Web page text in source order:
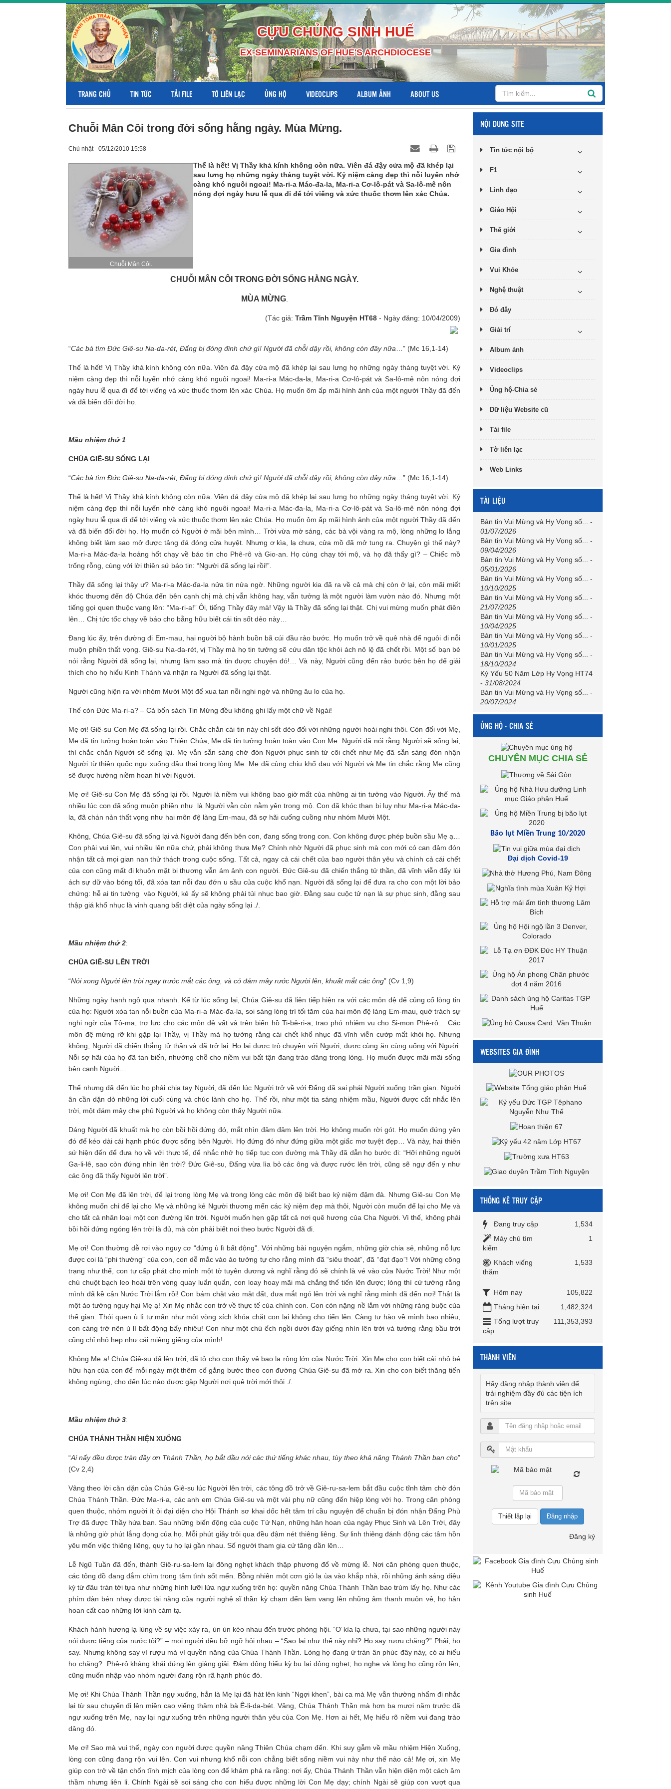
CỰU CHỦNG SINH HUẾ
EX-SEMINARIANS OF HUE'S ARCHDIOCESE
TRANG CHỦ TIN TỨC TẢI FILE TỜ LIÊN LẠC ỦNG HỘ VIDEOCLIPS ALBUM ẢNH ABOUT US
Chuỗi Mân Côi trong đời sống hằng ngày. Mùa Mừng.
Chủ nhật - 05/12/2010 15:58
Chuỗi Mân Côi.
Thế là hết! Vị Thầy khả kính không còn nữa. Viên đá đậy cửa mộ đã khép lại
sau lưng họ những ngày tháng tuyệt vời. Kỷ niệm càng đẹp thì nỗi luyến nhớ
càng khó nguôi ngoai! Ma-ri-a Mác-đa-la, Ma-ri-a Cơ-lô-pát và Sa-lô-mê nôn
nóng đợi ngày hưu lễ qua đi để tới viếng và xức thuốc thơm lên xác Chúa.
CHUỖI MÂN CÔI TRONG ĐỜI SỐNG HẰNG NGÀY.
MÙA MỪNG.
(Tác giả: Trầm Tĩnh Nguyện HT68 - Ngày đăng: 10/04/2009)
“Các bà tìm Đức Giê-su Na-da-rét, Đấng bị đóng đinh chứ gì! Người đã chỗi dậy rồi, không còn đây nữa …” (Mc 16,1-14)
Thế là hết! Vị Thầy khả kính không còn nữa. Viên đá đậy cửa mộ đã khép lại sau lưng họ những ngày tháng tuyệt vời. Kỷ
niệm càng đẹp thì nỗi luyến nhớ càng khó nguôi ngoai! Ma-ri-a Mác-đa-la, Ma-ri-a Cơ-lô-pát và Sa-lô-mê nôn nóng đợi
ngày hưu lễ qua đi để tới viếng và xức thuốc thơm lên xác Chúa. Họ muốn ôm ấp mãi hình ảnh của một người Thầy đã đến
và đã biến đổi đời họ.
Mầu nhiệm thứ 1:
CHÚA GIÊ-SU SỐNG LẠI
“Các bà tìm Đức Giê-su Na-da-rét, Đấng bị đóng đinh chứ gì! Người đã chỗi dậy rồi, không còn đây nữa …” (Mc 16,1-14)
Thế là hết! Vị Thầy khả kính không còn nữa. Viên đá đậy cửa mộ đã khép lại sau lưng họ những ngày tháng tuyệt vời. Kỷ
niệm càng đẹp thì nỗi luyến nhớ càng khó nguôi ngoai! Ma-ri-a Mác-đa-la, Ma-ri-a Cơ-lô-pát và Sa-lô-mê nôn nóng đợi
ngày hưu lễ qua đi để tới viếng và xức thuốc thơm lên xác Chúa. Họ muốn ôm ấp mãi hình ảnh của một người Thầy đã đến
và đã biến đổi đời họ. Họ muốn có Người ở mãi bên mình… Trời vừa mờ sáng, các bà vội vàng ra mộ, lòng những lo lắng
không biết làm sao mở được tảng đá đóng cửa huyệt. Nhưng ơ kìa, lạ chưa, cửa mồ đã mở tung ra. Chuyện gì thế này?
Ma-ri-a Mác-đa-la hoảng hốt chạy về báo tin cho Phê-rô và Gio-an. Họ cùng chạy tới mộ, và họ đã thấy gì? – Chiếc mồ
trống rỗng, cùng với lời thiên sứ báo tin: “Người đã sống lại rồi!”.
Thầy đã sống lại thậy ư? Ma-ri-a Mác-đa-la nửa tin nửa ngờ. Những người kia đã ra về cả mà chị còn ở lại, còn mãi miết
khóc thương đến độ Chúa đến bên cạnh chị mà chị vẫn không hay, vẫn tưởng là một người làm vườn nào đó. Nhưng một
tiếng gọi quen thuộc vang lên: “Ma-ri-a!” Ôi, tiếng Thầy đây mà! Vậy là Thầy đã sống lại thật. Chị vui mừng muốn phát điên
lên… Chị tức tốc chạy về báo cho bằng hữu biết cái tin sốt dẻo này…
Đang lúc ấy, trên đường đi Em-mau, hai người bộ hành buồn bã cúi đầu rảo bước. Họ muốn trở về quê nhà để nguôi đi nỗi
muộn phiền thất vọng. Giê-su Na-da-rét, vị Thầy mà họ tin tưởng sẽ cứu dân tộc khỏi ách nô lệ đã chết rồi. Một số bạn bè
nói rằng Người đã sống lại, nhưng làm sao mà tin được chuyện đó!… Và này, Người cũng đến rảo bước bên họ để giải
thích cho họ hiểu Kinh Thánh và nhận ra Người đã sống lại thật.
Người cũng hiện ra với nhóm Mười Một để xua tan nỗi nghi ngờ và những âu lo của họ.
Thế còn Đức Ma-ri-a? – Cả bốn sách Tin Mừng đều không ghi lấy một chữ về Ngài!
Mẹ ơi! Giê-su Con Mẹ đã sống lại rồi. Chắc chắn cái tin này chỉ sốt dẻo đối với những người hoài nghi thôi. Còn đối với Mẹ,
Mẹ đã tin tưởng hoàn toàn vào Thiên Chúa, Mẹ đã tin tưởng hoàn toàn vào Con Mẹ. Người đã nói rằng Người sẽ sống lại,
thì chắc chắn Người sẽ sống lại. Mẹ vẫn sẵn sàng chờ đón Người phục sinh từ cõi chết như Mẹ đã sẵn sàng đón nhận
Người từ thiên quốc ngự xuống đầu thai trong lòng Mẹ. Mẹ đã cùng chịu khổ đau với Người và Mẹ tin chắc rằng Mẹ cũng
sẽ được hưởng niềm hoan hỉ với Người.
Mẹ ơi! Giê-su Con Mẹ đã sống lại rồi. Người là niềm vui không bao giờ mất của những ai tin tưởng vào Người. Ấy thế mà
nhiều lúc con đã sống muộn phiền như là Người vẫn còn nằm yên trong mộ. Con đã khóc than bi lụy như Ma-ri-a Mác-đa-
la, đã chán nản thất vọng như hai môn đệ làng Em-mau, đã sợ hãi cuống cuồng như nhóm Mười Một.
Không, Chúa Giê-su đã sống lại và Người đang đến bên con, đang sống trong con. Con không được phép buồn sầu Mẹ ạ…
Con phải vui lên, vui nhiều lên nữa chứ, phải không thưa Mẹ? Chính nhờ Người đã phục sinh mà con mới có can đảm đón
nhận tất cả mọi gian nan thử thách trong cuộc sống. Tất cả, ngay cả cái chết của bao người thân yêu và chính cả cái chết
của con cũng mất đi khuôn mặt bi thương vẫn ám ảnh con người. Đức Giê-su đã chiến thắng tử thần, đã vĩnh viễn đẩy lùi
ách sự dữ vào bóng tối, đã xóa tan nỗi đau đớn u sầu của cuộc khổ nạn. Người đã sống lại để đưa ra cho con một lời bảo
chứng: hễ ai tin tưởng vào Người, kẻ ấy sẽ không phải tủi nhục bao giờ. Đằng sau cuộc tử nạn là sự phục sinh, đằng sau
thập giá khổ nhục là vinh quang bất diệt của ngày sống lại ./.
Mầu nhiệm thứ 2:
CHÚA GIÊ-SU LÊN TRỜI
“Nói xong Người lên trời ngay trước mắt các ông, và có đám mây rước Người lên, khuất mắt các ông” (Cv 1,9)
Những ngày hạnh ngộ qua nhanh. Kể từ lúc sống lại, Chúa Giê-su đã liên tiếp hiện ra với các môn đệ để củng cố lòng tin
của họ: Người xóa tan nỗi buồn của Ma-ri-a Mác-đa-la, soi sáng lòng trí tối tăm của hai môn đệ làng Em-mau, quở trách sự
nghi ngờ của Tô-ma, trợ lực cho các môn đệ vất vả trên biển hồ Ti-bê-ri-a, trao phó nhiệm vụ cho Si-mon Phê-rô… Các
môn đệ mừng rỡ khi gặp lại Thầy, vị Thầy mà họ tưởng rằng cái chết khổ nhục đã vĩnh viễn cướp mất khỏi họ. Nhưng
không, Người đã chiến thắng tử thần và đã trở lại. Họ lại được trò chuyện với Người, được cùng ăn cùng uống với Người.
Nỗi sợ hãi của họ đã tan biến, nhường chỗ cho niềm vui bất tận đang trào dâng trong lòng. Họ muốn được mãi mãi sống
bên cạnh Người…
Thế nhưng đã đến lúc họ phải chia tay Người, đã đến lúc Người trở về với Đấng đã sai phái Người xuống trần gian. Người
ân cần dặn dò những lời cuối cùng và chúc lành cho họ. Thế rồi, như một tia sáng nhiệm mầu, Người được cất nhắc lên
trời, một đám mây che phủ Người và họ không còn thấy Người nữa.
Dáng Người đã khuất mà họ còn bồi hồi đứng đó, mắt nhìn đăm đăm lên trời. Họ không muốn rời gót. Họ muốn đứng yên
đó để kéo dài cái hạnh phúc được sống bên Người. Họ đứng đó như đứng giữa một giấc mơ tuyệt đẹp… Và này, hai thiên
sứ hiện đến để đưa họ về với thực tế, để nhắc nhở họ tiếp tục con đường mà Thầy đã dẫn họ bước đi: “Hỡi những người
Ga-li-lê, sao còn đứng nhìn lên trời? Đức Giê-su, Đấng vừa lìa bỏ các ông và được rước lên trời, cũng sẽ ngự đến y như
các ông đã thấy Người lên trời”.
Mẹ ơi! Con Mẹ đã lên trời, để lại trong lòng Mẹ và trong lòng các môn đệ biết bao kỷ niệm đậm đà. Nhưng Giê-su Con Mẹ
không muốn chỉ để lại cho Mẹ và những kẻ Người thương mến các kỷ niệm đẹp mà thôi, Người còn muốn để lại cho Mẹ và
cho tất cả nhân loại một con đường lên trời. Người muốn hẹn gặp tất cả nơi quê hương của Cha Người. Vì thế, không phải
bồi hồi đứng ngóng lên trời là đủ, mà còn phải biết noi theo bước Người đã đi.
Mẹ ơi! Con thường dễ rơi vào nguy cơ “đứng ù lì bất động”. Với những bài nguyện ngắm, những giờ chia sẻ, những nỗ lực
được coi là “phi thường” của con, con dễ mắc vào ảo tưởng tự cho rằng mình đã “siêu thoát”, đã “đạt đạo”! Với những công
trạng như thế, con tự cấp phát cho mình một tờ tuyên dương và nghĩ rằng đó sẽ chính là vé vào cửa Nước Trời! Như một
chú chuột bạch leo hoài trên vòng quay luẩn quẩn, con loay hoay mãi mà chẳng thể tiến lên được; lòng thì cứ tưởng rằng
mình đã kề cận Nước Trời lắm rồi! Con bám chặt vào mặt đất, đưa mắt ngó lên trời và nghĩ rằng mình đã đến nơi! Thật là
một ảo tưởng nguy hại Mẹ ạ! Xin Mẹ nhắc con trở về thực tế của chính con. Con còn nặng nề lắm với những ràng buộc của
thế gian. Thói quen ù lì tự mãn như một vòng xích khóa chặt con lại không cho tiến lên. Càng tự hào về mình bao nhiêu,
con càng trở nên ù lì bất động bấy nhiêu! Con như một chú ếch ngồi dưới đáy giếng nhìn lên trời và tưởng rằng bầu trời
cũng chỉ nhỏ hẹp như cái miệng giếng của mình!
Không Mẹ ạ! Chúa Giê-su đã lên trời, đã tỏ cho con thấy vẻ bao la rộng lớn của Nước Trời. Xin Mẹ cho con biết cái nhỏ bé
hữu hạn của con để mỗi ngày một thêm cố gắng bước theo con đường Chúa Giê-su đã mở ra. Xin cho con biết thăng tiến
không ngừng, cho đến lúc nào được gặp Người nơi quê trời mới thôi ./.
Mầu nhiệm thứ 3:
CHÚA THÁNH THẦN HIỆN XUỐNG
“Ai nấy đều được tràn đầy ơn Thánh Thần, họ bắt đầu nói các thứ tiếng khác nhau, tùy theo khả năng Thánh Thần ban cho”
(Cv 2,4)
Vâng theo lời căn dặn của Chúa Giê-su lúc Người lên trời, các tông đồ trở về Giê-ru-sa-lem bắt đầu cuộc tĩnh tâm chờ đón
Chúa Thánh Thần. Đức Ma-ri-a, các anh em Chúa Giê-su và một vài phụ nữ cũng đến hiệp lòng với họ. Trong căn phòng
quen thuộc, nhóm người ít ỏi đại diện cho Hội Thánh sơ khai dốc hết tâm trí cầu nguyện để chuẩn bị đón nhận Đấng Phù
Trợ đã được Thầy hứa ban. Sau những biến động của cuộc Tử Nạn, những hân hoan của ngày Phục Sinh và Lên Trời, đây
là những giờ phút lắng đọng của họ. Mỗi phút giây trôi qua đều đậm nét thiêng liêng. Sự linh thiêng đánh động các tâm hồn
yêu mến việc thiêng liêng, quy tụ họ lại gần nhau. Số người tham gia cứ tăng dần lên…
Lễ Ngũ Tuần đã đến, thành Giê-ru-sa-lem lại đông nghẹt khách thập phương đổ về mừng lễ. Nơi căn phòng quen thuộc,
các tông đồ đang đắm chìm trong tâm tình sốt mến. Bỗng nhiên một cơn gió lạ ùa vào khắp nhà, rồi những ánh sáng diệu
kỳ từ đâu tràn tới tựa như những hình lưỡi lửa ngự xuống trên họ: quyền năng Chúa Thánh Thần bao trùm lấy họ. Như các
phím đàn bén nhạy được tài năng của người nghệ sĩ thần kỳ chạm đến làm vang lên những âm thanh muôn vẻ, họ hân
hoan cất cao những lời kinh cảm tạ.
Khách hành hương lạ lùng về sự việc xảy ra, ùn ùn kéo nhau đến trước phòng hội. “Ơ kìa lạ chưa, tại sao những người này
nói được tiếng của nước tôi?” – mọi người đều bỡ ngỡ hỏi nhau – “Sao lại như thế này nhỉ? Họ say rượu chăng?” Phải, họ
say. Nhưng không say vì rượu mà vì quyền năng của Chúa Thánh Thần. Lòng họ đang ứ tràn ân phúc đây này, có ai hiểu
họ chăng? Phê-rô khảng khái đứng lên giảng giải. Đám đông hiếu kỳ bu lại đông nghẹt; họ nghe và lòng họ cũng rộn lên,
cũng muốn nhập vào nhóm người đang rộn rã hạnh phúc đó.
Mẹ ơi! Khi Chúa Thánh Thần ngự xuống, hẳn là Mẹ lại đã hát lên kinh “Ngợi khen”, bài ca mà Mẹ vẫn thường nhẩm đi nhắc
lại từ sau chuyến đi lên miền cao viếng thăm nhà bà Ê-li-da-bét. Vâng, Chúa Thánh Thần mà hơn ba mươi năm trước đã
ngự xuống trên Mẹ, nay lại ngự xuống trên những người thân yêu của Con Mẹ. Hơn ai hết, Mẹ hiểu rõ niềm vui đang trào
dâng đó.
Mẹ ơi! Sao mà vui thế, ngày con người được quyền năng Thiên Chúa chạm đến. Khi suy gẫm về mầu nhiệm Hiện Xuống,
lòng con cũng đang rộn vui lên. Con vui nhưng khổ nỗi con chẳng biết sống niềm vui này như thế nào cả! Mẹ ơi, xin Mẹ
giúp con trở về tận chốn tĩnh mịch của lòng con để khám phá ra rằng: nơi ấy, Chúa Thánh Thần vẫn hiện diện một cách âm
thầm nhưng liên lỉ. Chính Ngài sẽ soi sáng cho con hiểu được những lời Con Mẹ dạy; chính Ngài sẽ giúp con vượt qua
NỘI DUNG SITE
Tin tức nội bộ
F1
Linh đạo
Giáo Hội
Thế giới
Gia đình
Vui Khỏe
Nghệ thuật
Đó đây
Giải trí
Album ảnh
Videoclips
Ủng hộ-Chia sẻ
Dữ liệu Website cũ
Tải file
Tờ liên lạc
Web Links
TÀI LIỆU
Bản tin Vui Mừng và Hy Vọng số...
-
01/07/2026
Bản tin Vui Mừng và Hy Vọng số...
-
09/04/2026
Bản tin Vui Mừng và Hy Vọng số...
-
05/01/2026
Bản tin Vui Mừng và Hy Vọng số...
-
10/10/2025
Bản tin Vui Mừng và Hy Vọng số...
-
21/07/2025
Bản tin Vui Mừng và Hy Vọng số...
-
10/04/2025
Bản tin Vui Mừng và Hy Vọng số...
-
10/01/2025
Bản tin Vui Mừng và Hy Vọng số...
-
18/10/2024
Kỷ Yếu 50 Năm Lớp Hy Vọng HT74
- 31/08/2024
Bản tin Vui Mừng và Hy Vọng số...
-
20/07/2024
ỦNG HỘ - CHIA SẺ
CHUYÊN MỤC CHIA SẺ
Bão lụt Miền Trung 10/2020
Đại dịch Covid-19
WEBSITES GIA ĐÌNH
THỐNG KÊ TRUY CẬP
Đang truy cập
1,534
Máy chủ tìm
kiếm
1
Khách viếng
thăm
1,533
Hôm nay
105,822
Tháng hiện tại
1,482,324
Tổng lượt truy
cập
111,353,393
THÀNH VIÊN
Hãy đăng nhập thành viên để
trải nghiệm đầy đủ các tiện ích
trên site
Đăng nhập
Đăng ký